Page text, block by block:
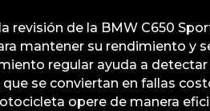
revisión de la BMW C650
mantener su rendimiento y
regular ayuda a
se conviertan en fallas
opere de manera